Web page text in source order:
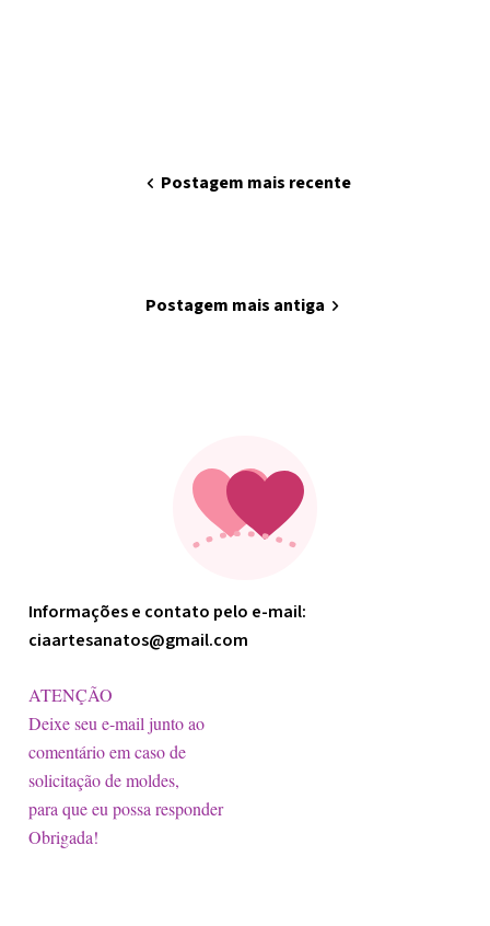
Informações e contato pelo e-mail:
ciaartesanatos@gmail.com
ATENÇÃO
Deixe seu e-mail junto ao
comentário em caso de
solicitação de moldes,
para que eu possa responder
Obrigada!
chevron_left Postagem mais recente
Postagem mais antiga chevron_right